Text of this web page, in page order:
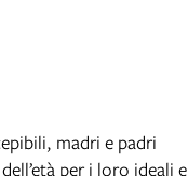
madri e padri
per i loro ideali e